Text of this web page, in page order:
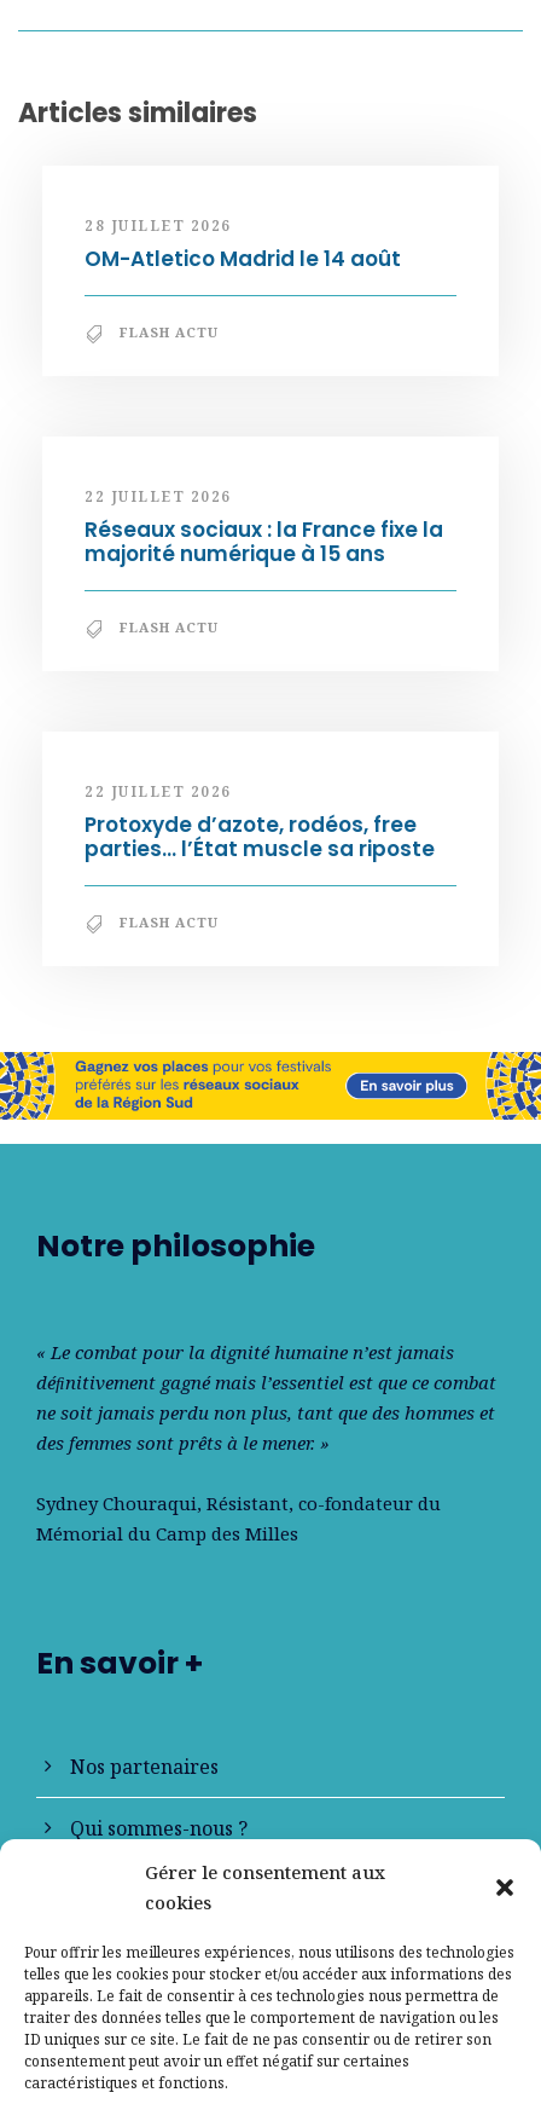
Gérer le consentement aux
cookies
Pour offrir les meilleures expériences, nous utilisons des technologies
telles que les cookies pour stocker et/ou accéder aux informations des
appareils. Le fait de consentir à ces technologies nous permettra de
traiter des données telles que le comportement de navigation ou les
ID uniques sur ce site. Le fait de ne pas consentir ou de retirer son
consentement peut avoir un effet négatif sur certaines
caractéristiques et fonctions.
Articles similaires
28 JUILLET 2026
OM-Atletico Madrid le 14 août
FLASH ACTU
22 JUILLET 2026
Réseaux sociaux : la France fixe la
majorité numérique à 15 ans
FLASH ACTU
22 JUILLET 2026
Protoxyde d’azote, rodéos, free
parties… l’État muscle sa riposte
FLASH ACTU
Notre philosophie
« Le combat pour la dignité humaine n’est jamais
déﬁnitivement gagné mais l’essentiel est que ce combat
ne soit jamais perdu non plus, tant que des hommes et
des femmes sont prêts à le mener. »
Sydney Chouraqui, Résistant, co-fondateur du
Mémorial du Camp des Milles
En savoir +
Nos partenaires
Qui sommes-nous ?
Contactez-nous
Mentions légales
Politique de confidentialité